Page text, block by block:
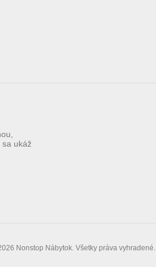
ukáž
Nonstop Nábytok. Všetky práva vyhradené.